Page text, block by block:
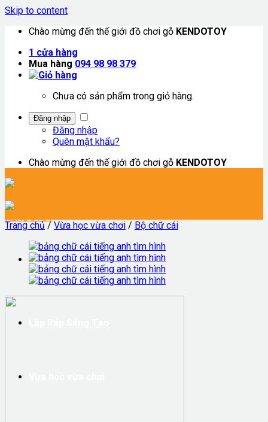
Skip to content
Chào mừng đến thế giới đồ chơi gỗ KENDOTOY
1 cửa hàng
Mua hàng 094 98 98 379
Chưa có sản phẩm trong giỏ hàng.
Đăng nhập
Đăng nhập
Quên mật khẩu?
Chào mừng đến thế giới đồ chơi gỗ KENDOTOY
Trang chủ / Vừa học vừa chơi / Bộ chữ cái